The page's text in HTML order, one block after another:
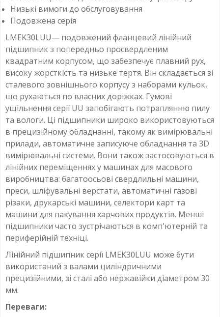
Низькі вимоги до обслуговування
Подовжена серія
LMEK30LUU— подовжений фланцевий лінійний
підшипник з попередньо просвердленим
квадратним корпусом, що забезпечує плавний рух,
високу жорсткість та низьке тертя. Він складається зі
сталевого зовнішнього корпусу з наборами кульок,
що рухаються по власних доріжках. Гумові
ущільнення серії UU запобігають потраплянню пилу
та вологи. Ці підшипники широко використовуються
в прецизійному обладнанні, такому як вимірювальні
прилади, автоматичне записуюче обладнання та 3D
вимірювальні системи. Вони також застосовуються в
лінійних переміщеннях у машинах для масового
виробництва: багатоосьові свердлильні машини,
преси, шліфувальні верстати, автоматичні газові
різаки, друкарські машини, селектори карт та
машини для пакування харчових продуктів. Менші
підшипники часто зустрічаються в комп'ютерній та
периферійній техніці.
Лінійний підшипник серії LMEK30LUU може бути
використаний з валами циліндричними
прецизійними, зі сталі або нержавійки діаметром 30
мм.
Переваги: